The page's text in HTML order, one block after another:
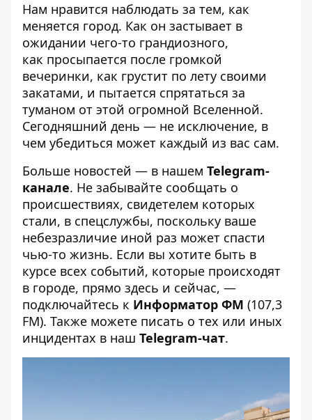
Нам нравится наблюдать за тем, как
меняется город. Как он застывает в
ожидании чего-то грандиозного,
как просыпается после громкой
вечеринки, как грустит по лету своими
закатами, и пытается спрятаться за
туманом от этой огромной Вселенной.
Сегодняшний день — не исключение, в
чем убедиться может каждый из вас сам.
Больше новостей — в нашем Telegram-
канале. Не забывайте сообщать о
происшествиях, свидетелем которых
стали, в спецслужбы, поскольку ваше
небезразличие иной раз может спасти
чью-то жизнь. Если вы хотите быть в
курсе всех событий, которые происходят
в городе, прямо здесь и сейчас, —
подключайтесь к Информатор ФМ (107,3
FM). Также можете писать о тех или иных
инцидентах в наш Telegram-чат.